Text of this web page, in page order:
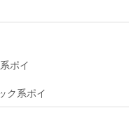
ポイ
ク系ポイ